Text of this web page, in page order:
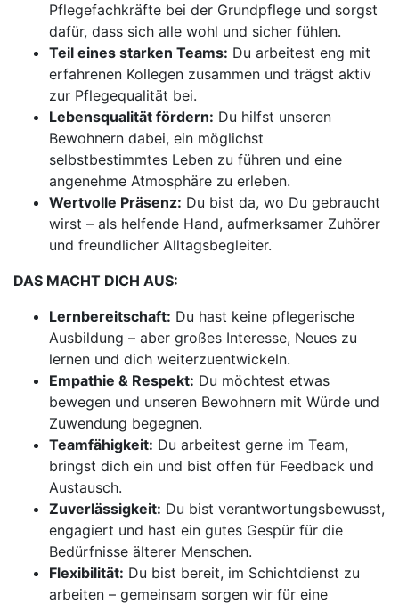
Pflegefachkräfte bei der Grundpflege und sorgst
dafür, dass sich alle wohl und sicher fühlen.
Teil eines starken Teams: Du arbeitest eng mit
erfahrenen Kollegen zusammen und trägst aktiv
zur Pflegequalität bei.
Lebensqualität fördern: Du hilfst unseren
Bewohnern dabei, ein möglichst
selbstbestimmtes Leben zu führen und eine
angenehme Atmosphäre zu erleben.
Wertvolle Präsenz: Du bist da, wo Du gebraucht
wirst – als helfende Hand, aufmerksamer Zuhörer
und freundlicher Alltagsbegleiter.
DAS MACHT DICH AUS:
Lernbereitschaft: Du hast keine pflegerische
Ausbildung – aber großes Interesse, Neues zu
lernen und dich weiterzuentwickeln.
Empathie & Respekt: Du möchtest etwas
bewegen und unseren Bewohnern mit Würde und
Zuwendung begegnen.
Teamfähigkeit: Du arbeitest gerne im Team,
bringst dich ein und bist offen für Feedback und
Austausch.
Zuverlässigkeit: Du bist verantwortungsbewusst,
engagiert und hast ein gutes Gespür für die
Bedürfnisse älterer Menschen.
Flexibilität: Du bist bereit, im Schichtdienst zu
arbeiten – gemeinsam sorgen wir für eine